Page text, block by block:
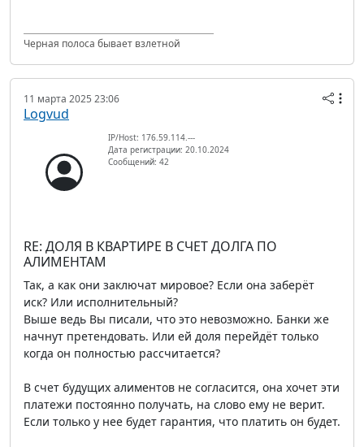
Черная полоса бывает взлетной
11 марта 2025 23:06
Logvud
IP/Host: 176.59.114.---
Дата регистрации: 20.10.2024
Сообщений: 42
RE: ДОЛЯ В КВАРТИРЕ В СЧЕТ ДОЛГА ПО
АЛИМЕНТАМ
Так, а как они заключат мировое? Если она заберёт
иск? Или исполнительный?
Выше ведь Вы писали, что это невозможно. Банки же
начнут претендовать. Или ей доля перейдёт только
когда он полностью рассчитается?
В счет будущих алиментов не согласится, она хочет эти
платежи постоянно получать, на слово ему не верит.
Если только у нее будет гарантия, что платить он будет.